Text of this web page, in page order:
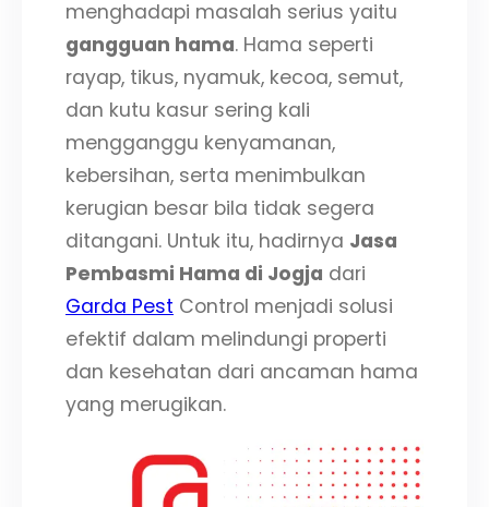
menghadapi masalah serius yaitu
gangguan hama. Hama seperti
rayap, tikus, nyamuk, kecoa, semut,
dan kutu kasur sering kali
mengganggu kenyamanan,
kebersihan, serta menimbulkan
kerugian besar bila tidak segera
ditangani. Untuk itu, hadirnya Jasa
Pembasmi Hama di Jogja dari
Garda Pest Control menjadi solusi
efektif dalam melindungi properti
dan kesehatan dari ancaman hama
yang merugikan.